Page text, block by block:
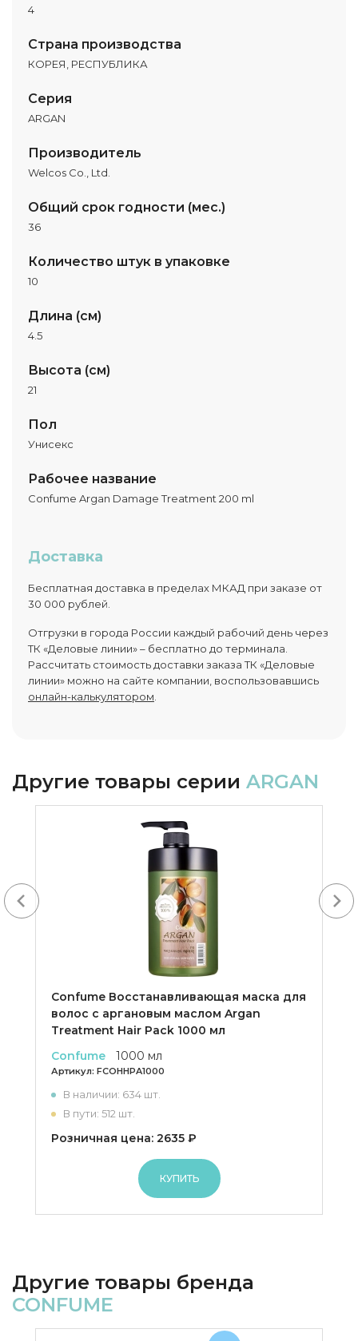
4
Страна производства
КОРЕЯ, РЕСПУБЛИКА
Серия
ARGAN
Производитель
Welcos Co., Ltd.
Общий срок годности (мес.)
36
Количество штук в упаковке
10
Длина (см)
4.5
Высота (см)
21
Пол
Унисекс
Рабочее название
Confume Argan Damage Treatment 200 ml
Доставка
Бесплатная доставка в пределах МКАД при заказе от
30 000 рублей.
Отгрузки в города России каждый рабочий день через
ТК «Деловые линии» – бесплатно до терминала.
Рассчитать стоимость доставки заказа ТК «Деловые
линии» можно на сайте компании, воспользовавшись
онлайн-калькулятором
Другие товары серии ARGAN
Confume Восстанавливающая маска для
волос с аргановым маслом Argan
Treatment Hair Pack 1000 мл
Confume
1000 мл
Артикул: FCOHHPA1000
В наличии: 634 шт.
В пути: 512 шт.
Розничная цена: 2635 ₽
КУПИТЬ
Другие товары бренда
CONFUME